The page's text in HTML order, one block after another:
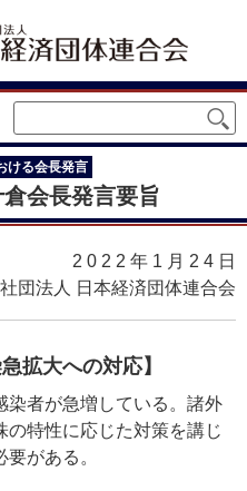
ける会長発言
会長発言要旨
2022年1月24 日
団法人 日本経済団体連合会
拡大への対応】
染者が急増している。諸外
の特性に応じた対策を講じ
がある。